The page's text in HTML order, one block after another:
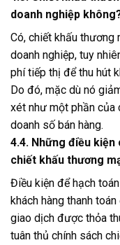
doanh nghiệp
Có, chiết khấu thương
doanh nghiệp, tuy
phí tiếp thị để thu hút
Do đó, mặc dù nó
xét như một phần của
doanh số bán hàng.
4.4. Những điều
chiết khấu thương
Điều kiện để hạch
khách hàng thanh
giao dịch được thỏa
tuân thủ chính sách